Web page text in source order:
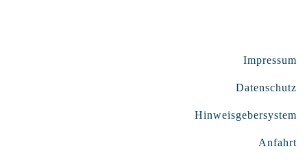
Impressum
Datenschutz
Hinweisgebersystem
Anfahrt